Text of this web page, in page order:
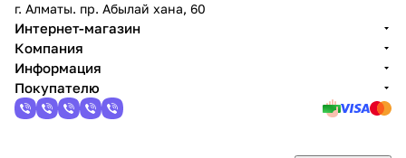
г. Алматы. пр. Абылай хана, 60
Интернет-магазин
Компания
Информация
Покупателю